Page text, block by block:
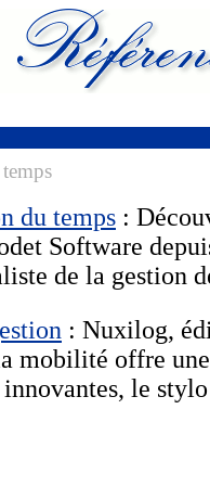
temps
du temps :
Software
de la gestion
: Nuxilog,
mobilité offre
le